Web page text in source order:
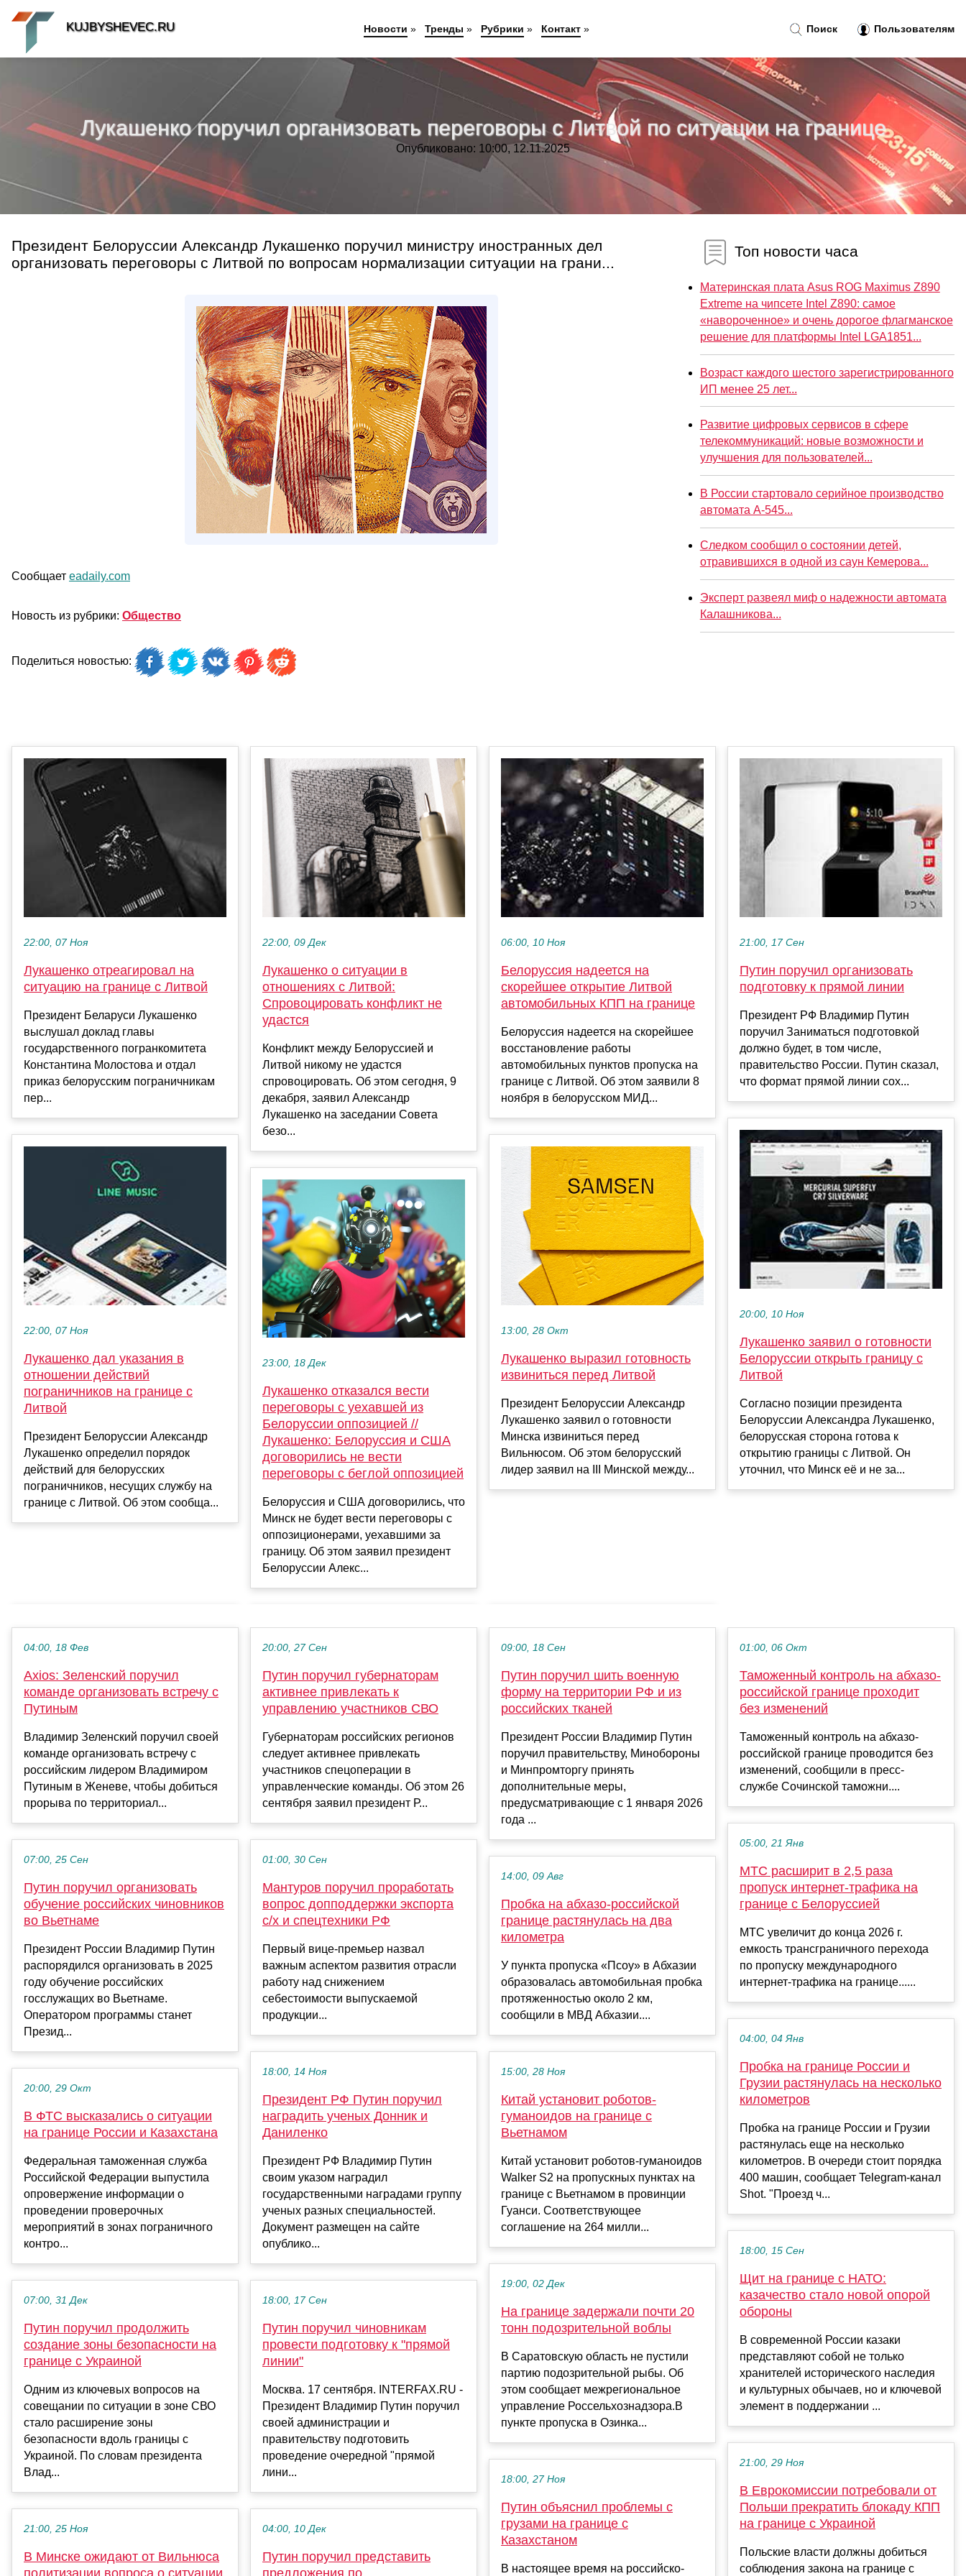
Лукашенко поручил организовать переговоры с Литвой по ситуации на границе
Опубликовано: 10:00, 12.11.2025
Президент Белоруссии Александр Лукашенко поручил министру иностранных дел
организовать переговоры с Литвой по вопросам нормализации ситуации на грани...
Сообщает eadaily.com
Новость из рубрики: Общество
Поделиться новостью:
Топ новости часа
Материнская плата Asus ROG Maximus Z890
Extreme на чипсете Intel Z890: самое
«навороченное» и очень дорогое флагманское
решение для платформы Intel LGA1851...
Возраст каждого шестого зарегистрированного
ИП менее 25 лет...
Развитие цифровых сервисов в сфере
телекоммуникаций: новые возможности и
улучшения для пользователей...
В России стартовало серийное производство
автомата А-545...
Следком сообщил о состоянии детей,
отравившихся в одной из саун Кемерова...
Эксперт развеял миф о надежности автомата
Калашникова...
22:00, 07 Ноя
Лукашенко отреагировал на
ситуацию на границе с Литвой
Президент Беларуси Лукашенко
выслушал доклад главы
государственного погранкомитета
Константина Молостова и отдал
приказ белорусским пограничникам
пер...
22:00, 07 Ноя
Лукашенко дал указания в
отношении действий
пограничников на границе с
Литвой
Президент Белоруссии Александр
Лукашенко определил порядок
действий для белорусских
пограничников, несущих службу на
границе с Литвой. Об этом сообща...
22:00, 09 Дек
Лукашенко о ситуации в
отношениях с Литвой:
Спровоцировать конфликт не
удастся
Конфликт между Белоруссией и
Литвой никому не удастся
спровоцировать. Об этом сегодня, 9
декабря, заявил Александр
Лукашенко на заседании Совета
безо...
23:00, 18 Дек
Лукашенко отказался вести
переговоры с уехавшей из
Белоруссии оппозицией //
Лукашенко: Белоруссия и США
договорились не вести
переговоры с беглой оппозицией
Белоруссия и США договорились, что
Минск не будет вести переговоры с
оппозиционерами, уехавшими за
границу. Об этом заявил президент
Белоруссии Алекс...
06:00, 10 Ноя
Белоруссия надеется на
скорейшее открытие Литвой
автомобильных КПП на границе
Белоруссия надеется на скорейшее
восстановление работы
автомобильных пунктов пропуска на
границе с Литвой. Об этом заявили 8
ноября в белорусском МИД...
13:00, 28 Окт
Лукашенко выразил готовность
извиниться перед Литвой
Президент Белоруссии Александр
Лукашенко заявил о готовности
Минска извиниться перед
Вильнюсом. Об этом белорусский
лидер заявил на III Минской между...
21:00, 17 Сен
Путин поручил организовать
подготовку к прямой линии
Президент РФ Владимир Путин
поручил Заниматься подготовкой
должно будет, в том числе,
правительство России. Путин сказал,
что формат прямой линии сох...
20:00, 10 Ноя
Лукашенко заявил о готовности
Белоруссии открыть границу с
Литвой
Согласно позиции президента
Белоруссии Александра Лукашенко,
белорусская сторона готова к
открытию границы с Литвой. Он
уточнил, что Минск её и не за...
04:00, 18 Фев
Axios: Зеленский поручил
команде организовать встречу с
Путиным
Владимир Зеленский поручил своей
команде организовать встречу с
российским лидером Владимиром
Путиным в Женеве, чтобы добиться
прорыва по территориал...
07:00, 25 Сен
Путин поручил организовать
обучение российских чиновников
во Вьетнаме
Президент России Владимир Путин
распорядился организовать в 2025
году обучение российских
госслужащих во Вьетнаме.
Оператором программы станет
Презид...
20:00, 29 Окт
В ФТС высказались о ситуации
на границе России и Казахстана
Федеральная таможенная служба
Российской Федерации выпустила
опровержение информации о
проведении проверочных
мероприятий в зонах пограничного
контро...
07:00, 31 Дек
Путин поручил продолжить
создание зоны безопасности на
границе с Украиной
Одним из ключевых вопросов на
совещании по ситуации в зоне СВО
стало расширение зоны
безопасности вдоль границы с
Украиной. По словам президента
Влад...
21:00, 25 Ноя
В Минске ожидают от Вильнюса
20:00, 27 Сен
Путин поручил губернаторам
активнее привлекать к
управлению участников СВО
Губернаторам российских регионов
следует активнее привлекать
участников спецоперации в
управленческие команды. Об этом 26
сентября заявил президент Р...
01:00, 30 Сен
Мантуров поручил проработать
вопрос допподдержки экспорта
с/х и спецтехники РФ
Первый вице-премьер назвал
важным аспектом развития отрасли
работу над снижением
себестоимости выпускаемой
продукции...
18:00, 14 Ноя
Президент РФ Путин поручил
наградить ученых Донник и
Даниленко
Президент РФ Владимир Путин
своим указом наградил
государственными наградами группу
ученых разных специальностей.
Документ размещен на сайте
опублико...
18:00, 17 Сен
Путин поручил чиновникам
провести подготовку к "прямой
линии"
Москва. 17 сентября. INTERFAX.RU -
Президент Владимир Путин поручил
своей администрации и
правительству подготовить
проведение очередной "прямой
лини...
04:00, 10 Дек
Путин поручил представить
09:00, 18 Сен
Путин поручил шить военную
форму на территории РФ и из
российских тканей
Президент России Владимир Путин
поручил правительству, Минобороны
и Минпромторгу принять
дополнительные меры,
предусматривающие с 1 января 2026
года ...
14:00, 09 Авг
Пробка на абхазо-российской
границе растянулась на два
километра
У пункта пропуска «Псоу» в Абхазии
образовалась автомобильная пробка
протяженностью около 2 км,
сообщили в МВД Абхазии....
15:00, 28 Ноя
Китай установит роботов-
гуманоидов на границе с
Вьетнамом
Китай установит роботов-гуманоидов
Walker S2 на пропускных пунктах на
границе с Вьетнамом в провинции
Гуанси. Соответствующее
соглашение на 264 милли...
19:00, 02 Дек
На границе задержали почти 20
тонн подозрительной воблы
В Саратовскую область не пустили
партию подозрительной рыбы. Об
этом сообщает межрегиональное
управление Россельхознадзора.В
пункте пропуска в Озинка...
18:00, 27 Ноя
Путин объяснил проблемы с
грузами на границе с
Казахстаном
В настоящее время на российско-
01:00, 06 Окт
Таможенный контроль на абхазо-
российской границе проходит
без изменений
Таможенный контроль на абхазо-
российской границе проводится без
изменений, сообщили в пресс-
службе Сочинской таможни....
05:00, 21 Янв
МТС расширит в 2,5 раза
пропуск интернет-трафика на
границе с Белоруссией
МТС увеличит до конца 2026 г.
емкость трансграничного перехода
по пропуску международного
интернет-трафика на границе......
04:00, 04 Янв
Пробка на границе России и
Грузии растянулась на несколько
километров
Пробка на границе России и Грузии
растянулась еще на несколько
километров. В очереди стоит порядка
400 машин, сообщает Telegram-канал
Shot. "Проезд ч...
18:00, 15 Сен
Щит на границе с НАТО:
казачество стало новой опорой
обороны
В современной России казаки
представляют собой не только
хранителей исторического наследия
и культурных обычаев, но и ключевой
элемент в поддержании ...
21:00, 29 Ноя
В Еврокомиссии потребовали от
Польши прекратить блокаду КПП
на границе с Украиной
Польские власти должны добиться
соблюдения закона на границе с
Поиск Пользователям
KUJBYSHEVEC.RU Новости » Тренды » Рубрики » Контакт»